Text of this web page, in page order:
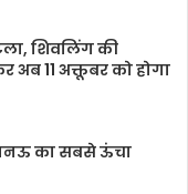
शिवलिंग की
अब 11 अक्तूबर को होगा
का सबसे ऊंचा